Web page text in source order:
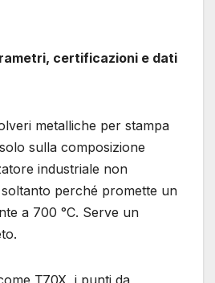
certificazioni e dati
metalliche per stampa
sulla composizione
industriale non
perché promette un
a 700 °C. Serve un